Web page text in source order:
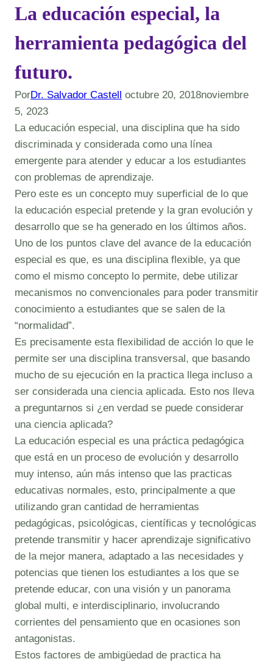
La educación especial, la
herramienta pedagógica del
futuro.
PorDr. Salvador Castell octubre 20, 2018noviembre
5, 2023
La educación especial, una disciplina que ha sido
discriminada y considerada como una línea
emergente para atender y educar a los estudiantes
con problemas de aprendizaje.
Pero este es un concepto muy superficial de lo que
la educación especial pretende y la gran evolución y
desarrollo que se ha generado en los últimos años.
Uno de los puntos clave del avance de la educación
especial es que, es una disciplina flexible, ya que
como el mismo concepto lo permite, debe utilizar
mecanismos no convencionales para poder transmitir
conocimiento a estudiantes que se salen de la
“normalidad”.
Es precisamente esta flexibilidad de acción lo que le
permite ser una disciplina transversal, que basando
mucho de su ejecución en la practica llega incluso a
ser considerada una ciencia aplicada. Esto nos lleva
a preguntarnos si ¿en verdad se puede considerar
una ciencia aplicada?
La educación especial es una práctica pedagógica
que está en un proceso de evolución y desarrollo
muy intenso, aún más intenso que las practicas
educativas normales, esto, principalmente a que
utilizando gran cantidad de herramientas
pedagógicas, psicológicas, científicas y tecnológicas
pretende transmitir y hacer aprendizaje significativo
de la mejor manera, adaptado a las necesidades y
potencias que tienen los estudiantes a los que se
pretende educar, con una visión y un panorama
global multi, e interdisciplinario, involucrando
corrientes del pensamiento que en ocasiones son
antagonistas.
Estos factores de ambigüedad de practica ha